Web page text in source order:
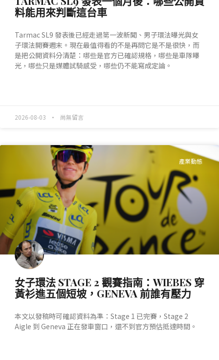
料能用來判斷這台車
Tarmac SL9 發表後已經走過第一波新聞、男子環法曝光與女
子環法開賽週末。現在最值得看的不是再問它是不是很快，而
是把公開資料分清楚：哪些是官方已確認規格，哪些是車隊曝
光，哪些只是媒體試騎感受，哪些仍不能寫成定論。
2026-08-03 尚無留言
產業動態
女子環法 STAGE 2 觀賽指南：WIEBES 穿
黃衫進五個短坡，GENEVA 前誰有壓力
本文以發稿時可確認資料為準：Stage 1 已完賽，Stage 2
Aigle 到 Geneva 正在發車窗口，還不到官方預估抵達時間。